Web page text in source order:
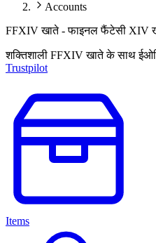
Accounts
FFXIV खाते - फाइनल फैंटेसी XIV
शक्तिशाली FFXIV खाते के साथ
Trustpilot
Items